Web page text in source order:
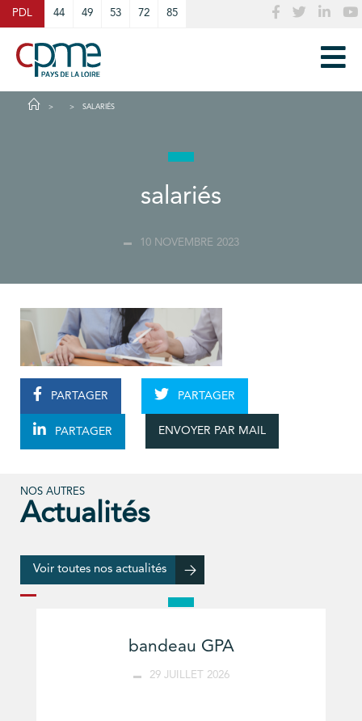
PDL 44 49 53 72 85
SALARIÉS
salariés
10 NOVEMBRE 2023
PARTAGER PARTAGER
PARTAGER ENVOYER PAR MAIL
NOS AUTRES
Actualités
Voir toutes nos actualités
bandeau GPA
29 JUILLET 2026
Cookies management panel